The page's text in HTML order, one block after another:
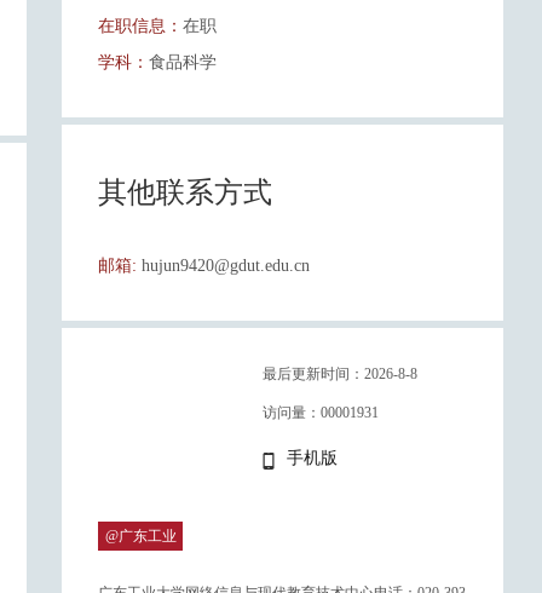
在职信息： 在职
学科： 食品科学
其他联系方式
邮箱: hujun9420@gdut.edu.cn
最后更新时间： 2026-8-8
访问量： 00001931
手机版
@广东工业